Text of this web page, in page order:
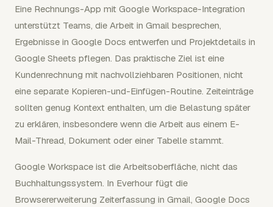
Eine Rechnungs-App mit Google Workspace-Integration
unterstützt Teams, die Arbeit in Gmail besprechen,
Ergebnisse in Google Docs entwerfen und Projektdetails in
Google Sheets pflegen. Das praktische Ziel ist eine
Kundenrechnung mit nachvollziehbaren Positionen, nicht
eine separate Kopieren-und-Einfügen-Routine. Zeiteinträge
sollten genug Kontext enthalten, um die Belastung später
zu erklären, insbesondere wenn die Arbeit aus einem E-
Mail-Thread, Dokument oder einer Tabelle stammt.
Google Workspace ist die Arbeitsoberfläche, nicht das
Buchhaltungssystem. In Everhour fügt die
Browsererweiterung Zeiterfassung in Gmail, Google Docs